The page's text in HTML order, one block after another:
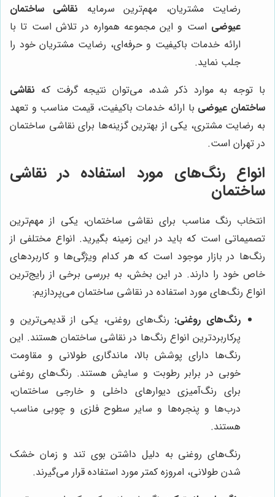
رضایت مشتریان، مهم‌ترین سرمایه نقاشی ساختمان
عیوضی است و این مجموعه همواره در تلاش است تا با
ارائه خدمات باکیفیت و حرفه‌ای، رضایت مشتریان خود را
جلب نماید.
با توجه به موارد ذکر شده، می‌توان نتیجه گرفت که نقاشی
ساختمان عیوضی با ارائه خدمات باکیفیت، قیمت مناسب و تعهد
به رضایت مشتری، یکی از بهترین گزینه‌ها برای نقاشی ساختمان
در تهران است.
انواع رنگ‌های مورد استفاده در نقاشی
ساختمان
انتخاب رنگ مناسب برای نقاشی ساختمان، یکی از مهم‌ترین
تصمیماتی است که باید در این زمینه بگیرید. انواع مختلفی از
رنگ‌ها در بازار موجود است که هر کدام ویژگی‌ها و کاربردهای
خاص خود را دارند. در این بخش، به بررسی برخی از رایج‌ترین
انواع رنگ‌های مورد استفاده در نقاشی ساختمان می‌پردازیم:
رنگ‌های روغنی: رنگ‌های روغنی، یکی از قدیمی‌ترین و
پرکاربردترین انواع رنگ‌ها در نقاشی ساختمان هستند. این
رنگ‌ها دارای پوشش بالا، ماندگاری طولانی و مقاومت
خوبی در برابر رطوبت و سایش هستند. رنگ‌های روغنی
برای رنگ‌آمیزی دیوارهای داخلی و خارجی ساختمان،
درب‌ها و پنجره‌ها و سایر سطوح فلزی و چوبی مناسب
هستند.
رنگ‌های روغنی به دلیل داشتن بوی تند و زمان خشک
شدن طولانی، امروزه کمتر مورد استفاده قرار می‌گیرند.